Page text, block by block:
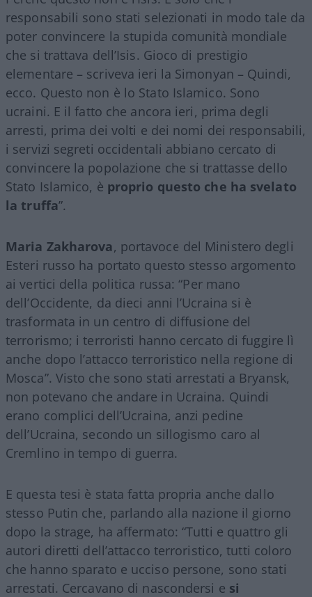
responsabili sono stati selezionati in modo tale da
poter convincere la stupida comunità mondiale
che si trattava dell’Isis. Gioco di prestigio
elementare – scriveva ieri la Simonyan – Quindi,
ecco. Questo non è lo Stato Islamico. Sono
ucraini. E il fatto che ancora ieri, prima degli
arresti, prima dei volti e dei nomi dei responsabili,
i servizi segreti occidentali abbiano cercato di
convincere la popolazione che si trattasse dello
Stato Islamico, è proprio questo che ha svelato
la truffa”.
Maria Zakharova, portavoce del Ministero degli
Esteri russo ha portato questo stesso argomento
ai vertici della politica russa: “Per mano
dell’Occidente, da dieci anni l’Ucraina si è
trasformata in un centro di diffusione del
terrorismo; i terroristi hanno cercato di fuggire lì
anche dopo l’attacco terroristico nella regione di
Mosca”. Visto che sono stati arrestati a Bryansk,
non potevano che andare in Ucraina. Quindi
erano complici dell’Ucraina, anzi pedine
dell’Ucraina, secondo un sillogismo caro al
Cremlino in tempo di guerra.
E questa tesi è stata fatta propria anche dallo
stesso Putin che, parlando alla nazione il giorno
dopo la strage, ha affermato: “Tutti e quattro gli
autori diretti dell’attacco terroristico, tutti coloro
che hanno sparato e ucciso persone, sono stati
arrestati. Cercavano di nascondersi e si